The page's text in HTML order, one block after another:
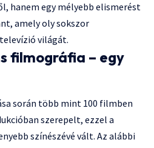
hanem egy mélyebb elismerést
amely oly sokszor
világát.
filmográfia – egy
során több mint 100 filmben
szerepelt, ezzel a
színészévé vált. Az alábbi